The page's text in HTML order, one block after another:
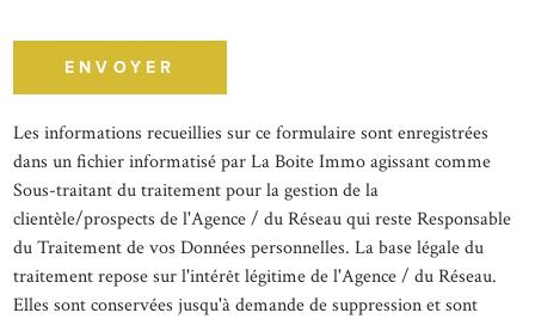
ENVOYER
Les informations recueillies sur ce formulaire sont enregistrées
dans un fichier informatisé par La Boite Immo agissant comme
Sous-traitant du traitement pour la gestion de la
clientèle/prospects de l'Agence / du Réseau qui reste Responsable
du Traitement de vos Données personnelles. La base légale du
traitement repose sur l'intérêt légitime de l'Agence / du Réseau.
Elles sont conservées jusqu'à demande de suppression et sont